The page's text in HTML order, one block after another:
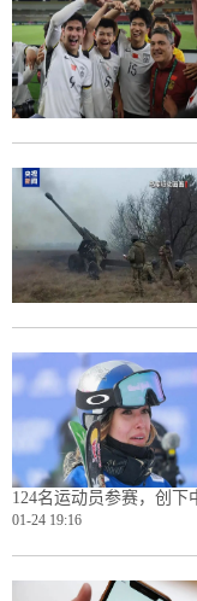
124名运动员参赛，创下
01-24 19:16